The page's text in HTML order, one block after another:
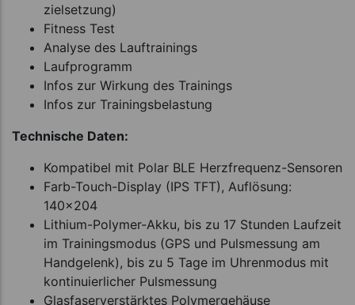
zielsetzung)
Fitness Test
Analyse des Lauftrainings
Laufprogramm
Infos zur Wirkung des Trainings
Infos zur Trainingsbelastung
Technische Daten:
Kompatibel mit Polar BLE Herzfrequenz-Sensoren
Farb-Touch-Display (IPS TFT), Auflösung:
140x204
Lithium-Polymer-Akku, bis zu 17 Stunden Laufzeit
im Trainingsmodus (GPS und Pulsmessung am
Handgelenk), bis zu 5 Tage im Uhrenmodus mit
kontinuierlicher Pulsmessung
Glasfaserverstärktes Polymergehäuse